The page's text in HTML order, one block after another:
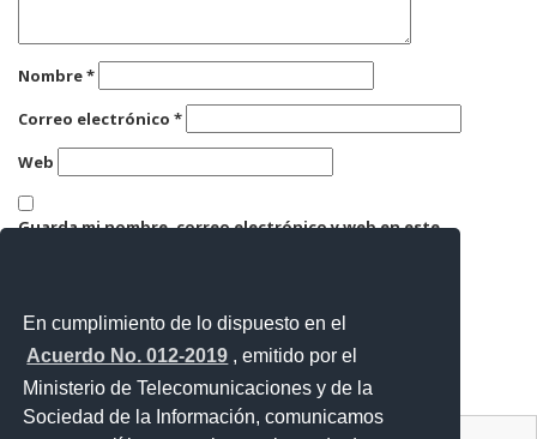
En cumplimiento de lo dispuesto en el
Acuerdo No. 012-2019 , emitido por el
Ministerio de Telecomunicaciones y de la
Sociedad de la Información, comunicamos
Nombre*
Correo electrónico *
Web
Guarda mi nombre, correo electrónico y web en este